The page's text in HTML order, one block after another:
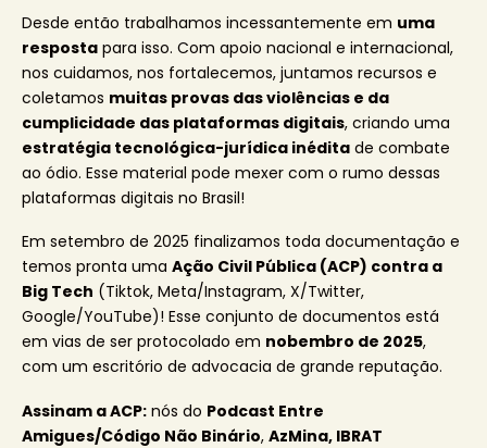
Desde então trabalhamos incessantemente em uma
resposta para isso. Com apoio nacional e internacional,
nos cuidamos, nos fortalecemos, juntamos recursos e
coletamos muitas provas das violências e da
cumplicidade das plataformas digitais, criando uma
estratégia tecnológica-jurídica inédita de combate
ao ódio. Esse material pode mexer com o rumo dessas
plataformas digitais no Brasil!
Em setembro de 2025 finalizamos toda documentação e
temos pronta uma Ação Civil Pública (ACP) contra a
Big Tech (Tiktok, Meta/Instagram, X/Twitter,
Google/YouTube)! Esse conjunto de documentos está
em vias de ser protocolado em nobembro de 2025,
com um escritório de advocacia de grande reputação.
Assinam a ACP: nós do Podcast Entre
Amigues/Código Não Binário, AzMina, IBRAT